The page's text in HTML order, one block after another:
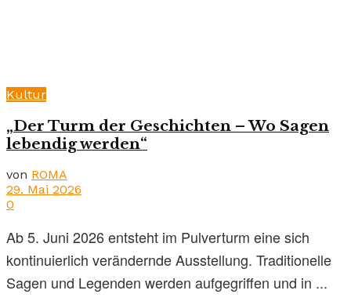
Kultur
„Der Turm der Geschichten – Wo Sagen
lebendig werden“
von ROMA
29. Mai 2026
0
Ab 5. Juni 2026 entsteht im Pulverturm eine sich
kontinuierlich verändernde Ausstellung. Traditionelle
Sagen und Legenden werden aufgegriffen und in ...